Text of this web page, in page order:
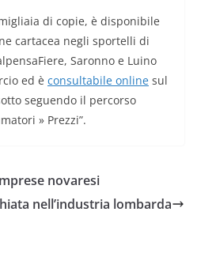
di copie, è disponibile
cartacea negli sportelli di
Saronno e Luino
ed è consultabile online sul
seguendo il percorso
» Prezzi”.
novaresi
nell’industria lombarda